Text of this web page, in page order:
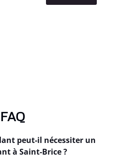
FAQ
peut-il nécessiter un
à Saint-Brice ?